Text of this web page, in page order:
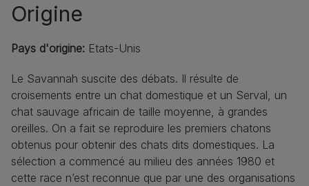
Origine
Pays d'origine: Etats-Unis
Le Savannah suscite des débats. Il résulte de
croisements entre un chat domestique et un Serval, un
chat sauvage africain de taille moyenne, à grandes
oreilles. On a fait se reproduire les premiers chatons
obtenus pour obtenir des chats dits domestiques. La
sélection a commencé au milieu des années 1980 et
cette race n’est reconnue que par une des organisations